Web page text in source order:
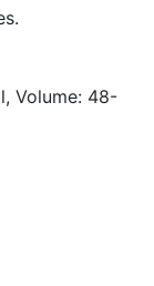
Volume: 48-